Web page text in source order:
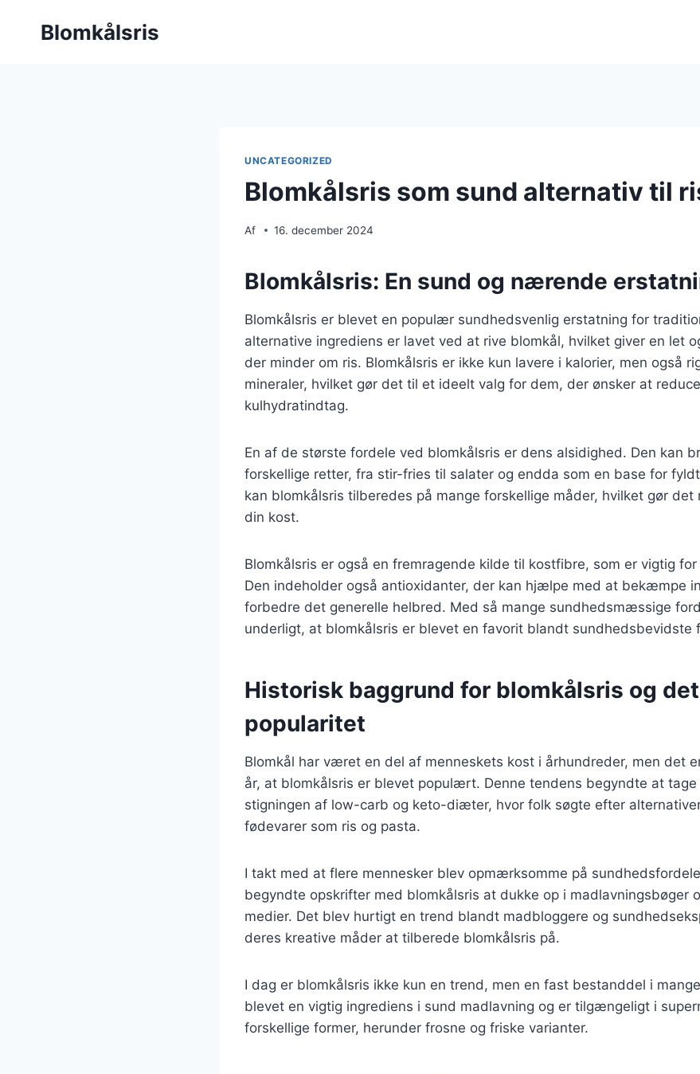
Blomkålsris
UNCATEGORIZED
Blomkålsris som sund alternativ til
Af 16. december 2024
Blomkålsris: En sund og nærende
Blomkålsris er blevet en populær sundhedsvenlig erstatning for
alternative ingrediens er lavet ved at rive blomkål, hvilket giver en let
der minder om ris. Blomkålsris er ikke kun lavere i kalorier, men også
mineraler, hvilket gør det til et ideelt valg for dem, der ønsker at
kulhydratindtag.
En af de største fordele ved blomkålsris er dens alsidighed. Den kan
forskellige retter, fra stir-fries til salater og endda som en base for
kan blomkålsris tilberedes på mange forskellige måder, hvilket gør det
din kost.
Blomkålsris er også en fremragende kilde til kostfibre, som er vigtig
Den indeholder også antioxidanter, der kan hjælpe med at bekæmpe
forbedre det generelle helbred. Med så mange sundhedsmæssige
underligt, at blomkålsris er blevet en favorit blandt sundhedsbevidste
Historisk baggrund for blomkålsris og
popularitet
Blomkål har været en del af menneskets kost i århundreder, men det
år, at blomkålsris er blevet populært. Denne tendens begyndte at
stigningen af low-carb og keto-diæter, hvor folk søgte efter
fødevarer som ris og pasta.
I takt med at flere mennesker blev opmærksomme på
begyndte opskrifter med blomkålsris at dukke op i madlavningsbøger
medier. Det blev hurtigt en trend blandt madbloggere og
deres kreative måder at tilberede blomkålsris på.
I dag er blomkålsris ikke kun en trend, men en fast bestanddel i
blevet en vigtig ingrediens i sund madlavning og er tilgængeligt i
forskellige former, herunder frosne og friske varianter.